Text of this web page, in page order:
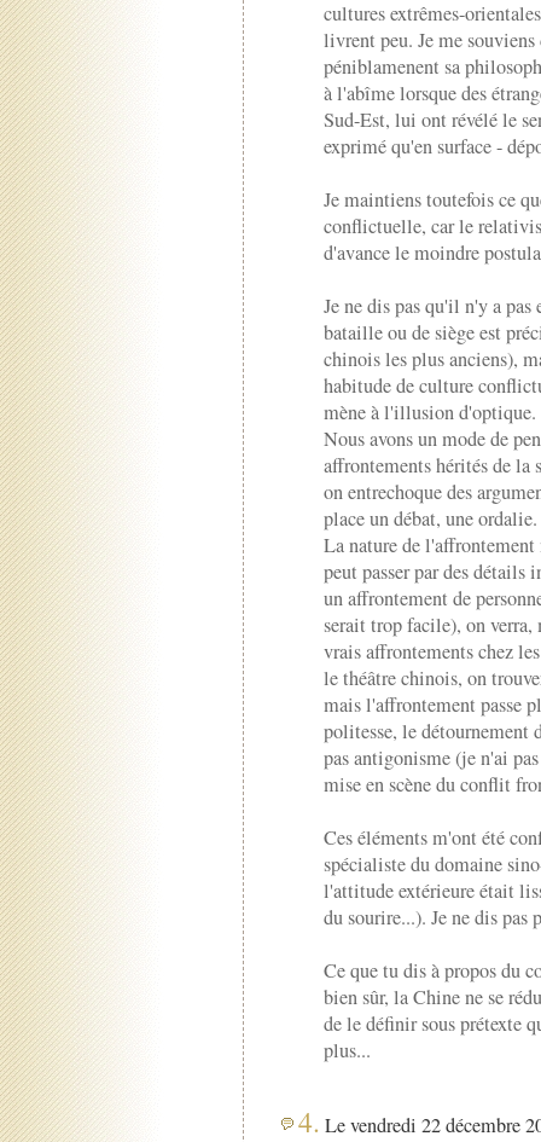
cultures extrêmes-
livrent peu. Je me
péniblamenent sa
à l'abîme lorsque des
Sud-Est, lui ont révélé le
exprimé qu'en surface -
Je maintiens toutefois ce
conflictuelle, car le
d'avance le moindre
Je ne dis pas qu'il n'y a pas
bataille ou de siège est
chinois les plus anciens),
habitude de culture
mène à l'illusion d'optique.
Nous avons un mode de
affrontements hérités de la
on entrechoque des
place un débat, une ordalie.
La nature de
peut passer par des détails
un affrontement de
serait trop facile), on
vrais affrontements chez
le théâtre chinois, on
mais l'affrontement passe
politesse, le détournement
pas antigonisme (je n'ai
mise en scène du conflit
Ces éléments m'ont été
spécialiste du domaine
l'attitude extérieure était
du sourire...). Je ne dis pas
Ce que tu dis à propos du
bien sûr, la Chine ne se
de le définir sous prétexte
plus...
4. Le vendredi 22 décembre